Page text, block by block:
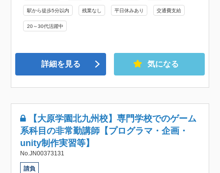
駅から徒歩5分以内 残業なし 平日休みあり 交通費支給
20～30代活躍中
詳細を見る 気になる
【大原学園北九州校】専門学校でのゲーム
系科目の非常勤講師【プログラマ・企画・
unity制作実習等】
No.JN00373131
請負